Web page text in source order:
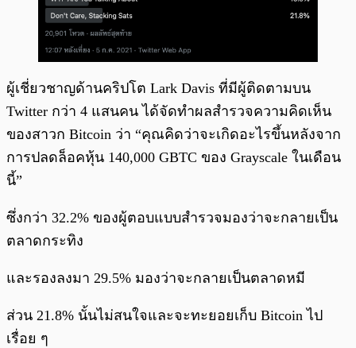
ผู้เชี่ยวชาญด้านคริปโต Lark Davis ที่มีผู้ติดตามบน
Twitter กว่า 4 แสนคน ได้จัดทำผลสำรวจความคิดเห็น
ของสาวก Bitcoin ว่า “คุณคิดว่าจะเกิดอะไรขึ้นหลังจาก
การปลดล็อคหุ้น 140,000 GBTC ของ Grayscale ในเดือน
นี้”
ซึ่งกว่า 32.2% ของผู้ตอบแบบสำรวจมองว่าจะกลายเป็น
ตลาดกระทิง
และรองลงมา 29.5% มองว่าจะกลายเป็นตลาดหมี
ส่วน 21.8% นั้นไม่สนใจและจะทะยอยเก็บ Bitcoin ไป
เรื่อย ๆ